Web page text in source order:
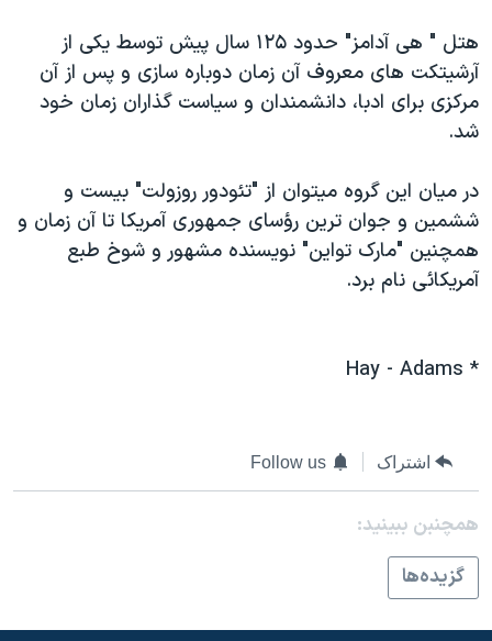
هتل " هی آدامز" حدود ۱۲۵ سال پیش توسط یکی از
آرشیتکت های معروف آن زمان دوباره سازی و پس از آن
مرکزی برای ادبا، دانشمندان و سیاست گذاران زمان خود
شد.
در میان این گروه میتوان از "تئودور روزولت" بیست و
ششمین و جوان ترین رؤسای جمهوری آمریکا تا آن زمان و
همچنین "مارک تواین" نویسنده مشهور و شوخ طبع
آمریکائی نام برد.
* Hay - Adams
اشتراک Follow us
همچنبن ببینید:
گزيده‌ها